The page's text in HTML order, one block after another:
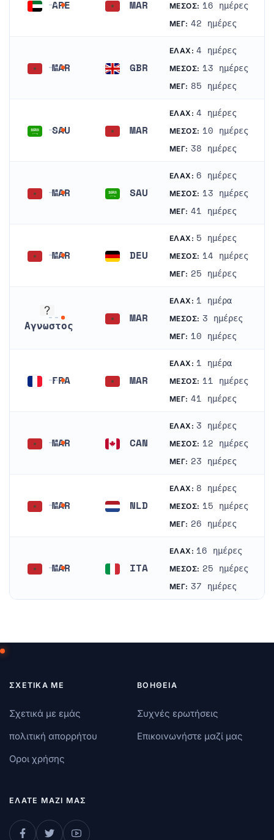
ARE MAR ΜΈΣΟΣ: 16 ημέρες
ΜΈΓ: 42 ημέρες
MAR GBR
ΕΛΆΧ: 4 ημέρες
ΜΈΣΟΣ: 13 ημέρες
ΜΈΓ: 85 ημέρες
SAU MAR
ΕΛΆΧ: 4 ημέρες
ΜΈΣΟΣ: 10 ημέρες
ΜΈΓ: 38 ημέρες
MAR SAU
ΕΛΆΧ: 6 ημέρες
ΜΈΣΟΣ: 13 ημέρες
ΜΈΓ: 41 ημέρες
MAR DEU
ΕΛΆΧ: 5 ημέρες
ΜΈΣΟΣ: 14 ημέρες
ΜΈΓ: 25 ημέρες
Αγνωστος
MAR
ΕΛΆΧ: 1 ημέρα
ΜΈΣΟΣ: 3 ημέρες
ΜΈΓ: 10 ημέρες
FRA MAR
ΕΛΆΧ: 1 ημέρα
ΜΈΣΟΣ: 11 ημέρες
ΜΈΓ: 41 ημέρες
MAR CAN
ΕΛΆΧ: 3 ημέρες
ΜΈΣΟΣ: 12 ημέρες
ΜΈΓ: 23 ημέρες
MAR NLD
ΕΛΆΧ: 8 ημέρες
ΜΈΣΟΣ: 15 ημέρες
ΜΈΓ: 26 ημέρες
MAR ITA
ΕΛΆΧ: 16 ημέρες
ΜΈΣΟΣ: 25 ημέρες
ΜΈΓ: 37 ημέρες
ΣΧΕΤΙΚΆ ΜΕ
Σχετικά με εμάς
πολιτική απορρήτου
Οροι χρήσης
ΒΟΉΘΕΙΑ
Συχνές ερωτήσεις
Επικοινωνήστε μαζί μας
ΕΛΆΤΕ ΜΑΖΊ ΜΑΣ